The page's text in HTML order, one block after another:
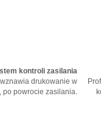
kontroli zasilania
drukowanie w
po powrocie zasilania.